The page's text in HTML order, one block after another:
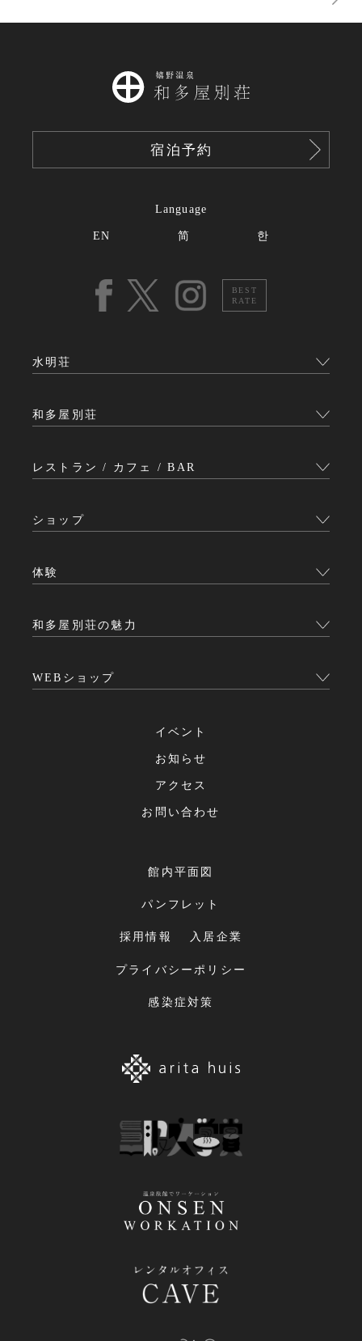
宿泊予約
Language
EN 简 한
BEST
RATE
水明荘
和多屋別荘
レストラン / カフェ / BAR
ショップ
体験
和多屋別荘の魅力
WEBショップ
イベント
お知らせ
アクセス
お問い合わせ
館内平面図
パンフレット
採用情報 入居企業
プライバシーポリシー
感染症対策